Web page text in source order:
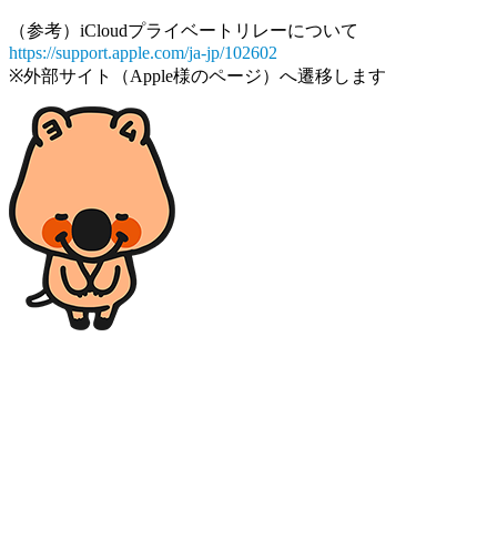
（参考）iCloudプライベートリレーについて
https://support.apple.com/ja-jp/102602
※外部サイト（Apple様のページ）へ遷移します